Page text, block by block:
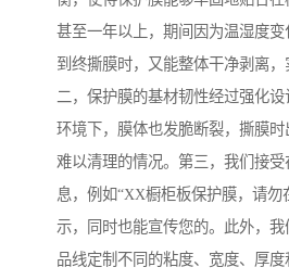
甚至一年以上，期间因为温湿度
到终撕膜时，又能整体干净剥离
二，保护膜的基材韧性经过强化
环境下，膜体也发脆断裂，撕膜
难以清理的情况。第三，我们接
息，例如“XX橱柜板保护膜，请勿
示，同时也能宣传您的。此外，
品线定制不同的粘度、宽度、厚